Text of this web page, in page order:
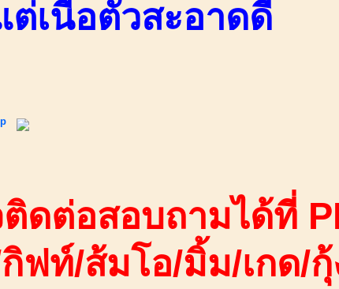
ต่เนื้อตัวสะอาดดี
ดต่อสอบถามได้ที่
กิฟท์/ส้มโอ/มิ้ม/เกด/กุ้